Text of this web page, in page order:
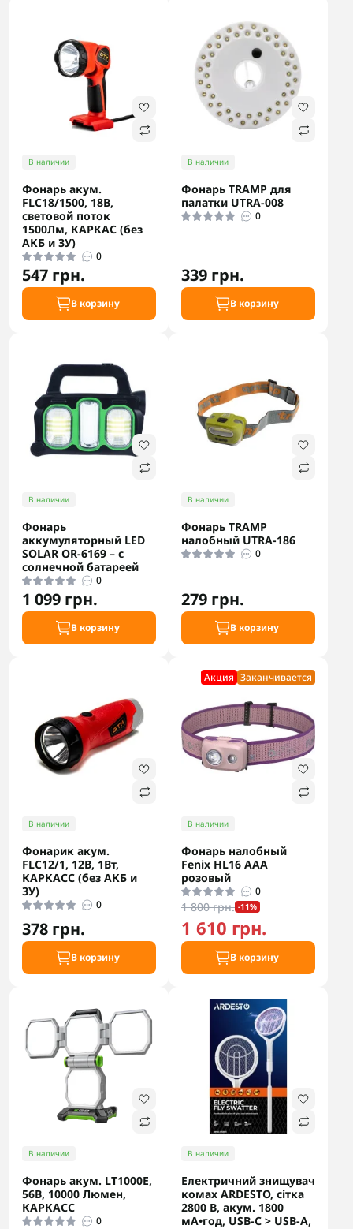
В наличии
Фонарь акум.
FLC18/1500, 18В,
световой поток
1500Лм, КАРКАС (без
АКБ и ЗУ)
0
547 грн.
В корзину
В наличии
Фонарь TRAMP для
палатки UTRA-008
0
339 грн.
В корзину
В наличии
Фонарь
аккумуляторный LED
SOLAR OR-6169 – с
солнечной батареей
0
1 099 грн.
В корзину
В наличии
Фонарь TRAMP
налобный UTRA-186
0
279 грн.
В корзину
В наличии
Фонарик акум.
FLC12/1, 12В, 1Вт,
КАРКАСС (без АКБ и
ЗУ)
0
378 грн.
В корзину
Акция Заканчивается
В наличии
Фонарь налобный
Fenix HL16 AAA
розовый
0
1 800 грн. -11%
1 610 грн.
В корзину
В наличии
Фонарь акум. LT1000E,
56В, 10000 Люмен,
КАРКАСС
0
В наличии
Електричний знищувач
комах ARDESTO, сітка
2800 В, акум. 1800
мА•год, USB-С > USB-A,